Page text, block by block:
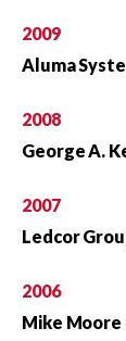
2009
Aluma
2008
George A.
2007
Ledcor
2006
Mike Moore